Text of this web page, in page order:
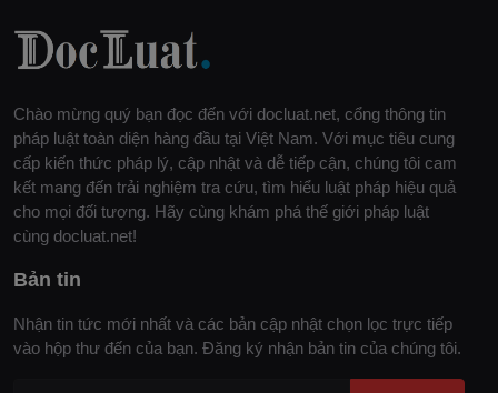
Chào mừng quý bạn đọc đến với docluat.net, cổng thông tin
pháp luật toàn diện hàng đầu tại Việt Nam. Với mục tiêu cung
cấp kiến thức pháp lý, cập nhật và dễ tiếp cận, chúng tôi cam
kết mang đến trải nghiệm tra cứu, tìm hiểu luật pháp hiệu quả
cho mọi đối tượng. Hãy cùng khám phá thế giới pháp luật
cùng docluat.net!
Bản tin
Nhận tin tức mới nhất và các bản cập nhật chọn lọc trực tiếp
vào hộp thư đến của bạn. Đăng ký nhận bản tin của chúng tôi.